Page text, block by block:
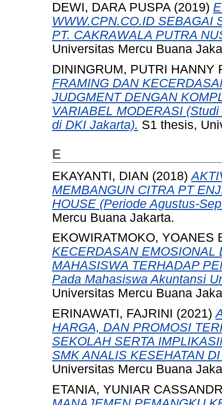
DEWI, DARA PUSPA (2019)
WWW.CPN.CO.ID SEBAGAI
PT. CAKRAWALA PUTRA
Universitas Mercu Buana
DININGRUM, PUTRI HANNY
FRAMING DAN
JUDGMENT DENGAN
VARIABEL MODERASI
di DKI Jakarta). S1 thesis,
E
EKAYANTI, DIAN (2018)
MEMBANGUN CITRA PT
HOUSE (Periode Agustus-
Mercu Buana Jakarta.
EKOWIRATMOKO, YOANES
KECERDASAN EMOSIONAL
MAHASISWA TERHADAP
Pada Mahasiswa Akuntansi
Universitas Mercu Buana
ERINAWATI, FAJRINI (2021)
HARGA, DAN PROMOSI
SEKOLAH SERTA
SMK ANALIS KESEHATAN
Universitas Mercu Buana
ETANIA, YUNIAR